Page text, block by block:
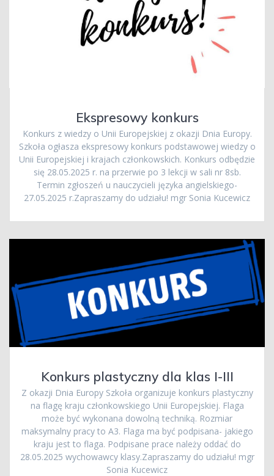
Ekspresowy konkurs
Konkurs z wiedzy o Unii Europejskiej z okazji Dnia Europy.
Szkoła ogłasza ekspresowy konkurs podstawowej wiedzy o
Unii Europejskiej i krajach członkowskich. Konkurs odbędzie
się 28.05.2025 r. na przerwie po 3 lekcji w sali nr 8sb.
Termin zgłoszeń u nauczycieli języka angielskiego-
27.05.2025 r.Zapraszamy do udziału! mgr Sonia Kucewicz
Konkurs plastyczny dla klas I-III
Z okazji Dnia Europy Szkoła organizuje konkurs plastyczny
na flagę kraju członkowskiego Unii Europejskiej. Flaga
może być wykonana dowolną techniką. Rozmiar
maksymalny pracy to A3. Flaga ma być podpisana- jakiego
kraju jest to flaga. Podpisane prace należy oddać do
28.05.2025 wychowawcy klasy.Zapraszamy do udziału! mgr
Sonia Kucewicz